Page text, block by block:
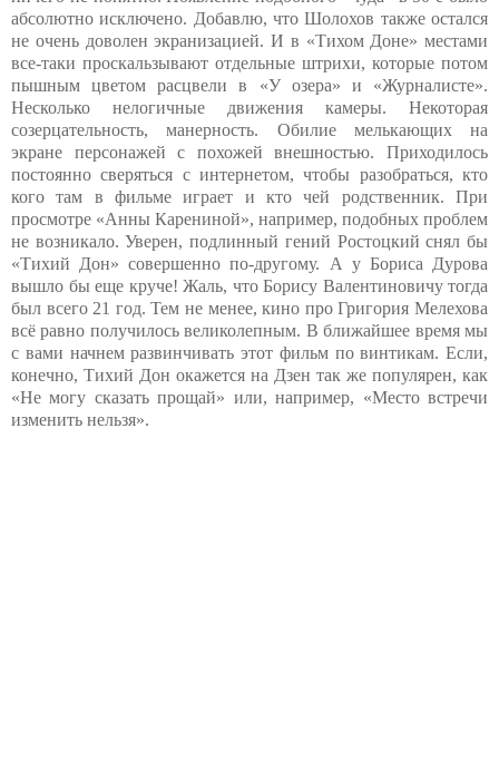
абсолютно исключено. Добавлю, что Шолохов также остался
не очень доволен экранизацией. И в «Тихом Доне» местами
все-таки проскальзывают отдельные штрихи, которые потом
пышным цветом расцвели в «У озера» и «Журналисте».
Несколько нелогичные движения камеры. Некоторая
созерцательность, манерность. Обилие мелькающих на
экране персонажей с похожей внешностью. Приходилось
постоянно сверяться с интернетом, чтобы разобраться, кто
кого там в фильме играет и кто чей родственник. При
просмотре «Анны Карениной», например, подобных проблем
не возникало. Уверен, подлинный гений Ростоцкий снял бы
«Тихий Дон» совершенно по-другому. А у Бориса Дурова
вышло бы еще круче! Жаль, что Борису Валентиновичу тогда
был всего 21 год. Тем не менее, кино про Григория Мелехова
всё равно получилось великолепным. В ближайшее время мы
с вами начнем развинчивать этот фильм по винтикам. Если,
конечно, Тихий Дон окажется на Дзен так же популярен, как
«Не могу сказать прощай» или, например, «Место встречи
изменить нельзя».